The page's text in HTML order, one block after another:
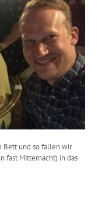
Bett und so fallen wir
fast Mitternacht) in das